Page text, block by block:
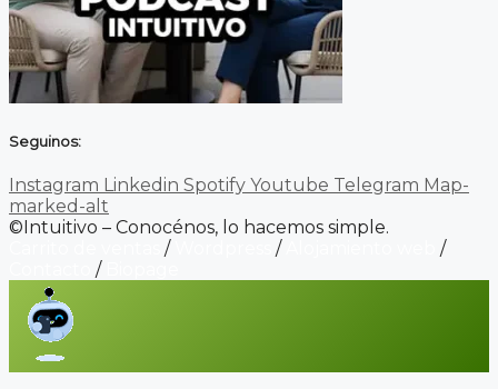
Seguinos:
Instagram Linkedin Spotify Youtube Telegram Map-
marked-alt
©Intuitivo – Conocénos, lo hacemos simple.
/ /
/
/